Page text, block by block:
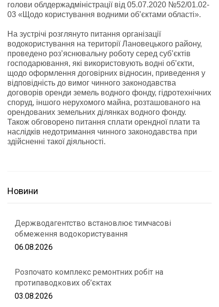
голови облдержадміністрації від 05.07.2020 №52/01.02-
03 «Щодо користування водними об’єктами області».
На зустрічі розглянуто питання організації
водокористування на території Лановецького району,
проведено роз’яснювальну роботу серед суб’єктів
господарювання, які використовують водні об’єкти,
щодо оформлення договірних відносин, приведення у
відповідність до вимог чинного законодавства
договорів оренди земель водного фонду, гідротехнічних
споруд, іншого нерухомого майна, розташованого на
орендованих земельних ділянках водного фонду.
Також обговорено питання сплати орендної плати та
наслідків недотримання чинного законодавства при
здійсненні такої діяльності.
Новини
Держводагентство встановлює тимчасові
обмеження водокористування
06.08.2026
Розпочато комплекс ремонтних робіт на
протипаводкових об’єктах
03.08.2026